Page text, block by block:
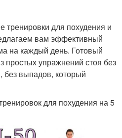
для похудения и
вам эффективный
на каждый день. Готовый
простых упражнений стоя без
без выпадов, который
для похудения на 5